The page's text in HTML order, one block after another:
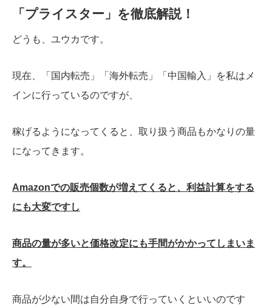
「プライスター」を徹底解説！
どうも、ユウカです。
現在、「国内転売」「海外転売」「中国輸入」を私はメ
インに行っているのですが、
稼げるようになってくると、取り扱う商品もかなりの量
になってきます。
Amazonでの販売個数が増えてくると、利益計算をする
にも大変ですし
商品の量が多いと価格改定にも手間がかかってしまいま
す。
商品が少ない間は自分自身で行っていくといいのです